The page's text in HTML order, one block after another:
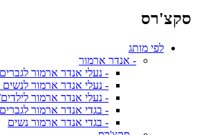
סקצ'רס
לפי מותג
- אנדר ארמור
- נעלי אנדר ארמור לגברים
- נעלי אנדר ארמור לנשים
- נעלי אנדר ארמור
- בגדי אנדר ארמור לגברים
- בגדי אנדר ארמור נשים